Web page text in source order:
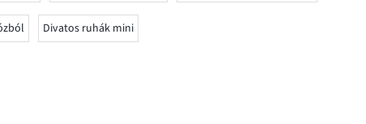
Divatos ruhák mini